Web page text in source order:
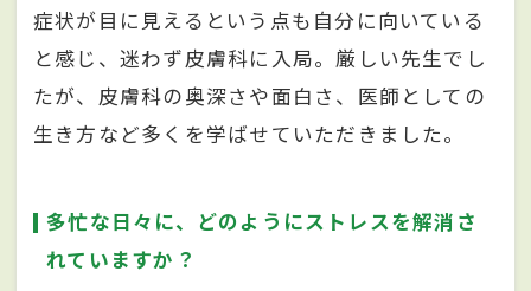
症状が目に見えるという点も自分に向いている
と感じ、迷わず皮膚科に入局。厳しい先生でし
たが、皮膚科の奥深さや面白さ、医師としての
生き方など多くを学ばせていただきました。
多忙な日々に、どのようにストレスを解消さ
れていますか？